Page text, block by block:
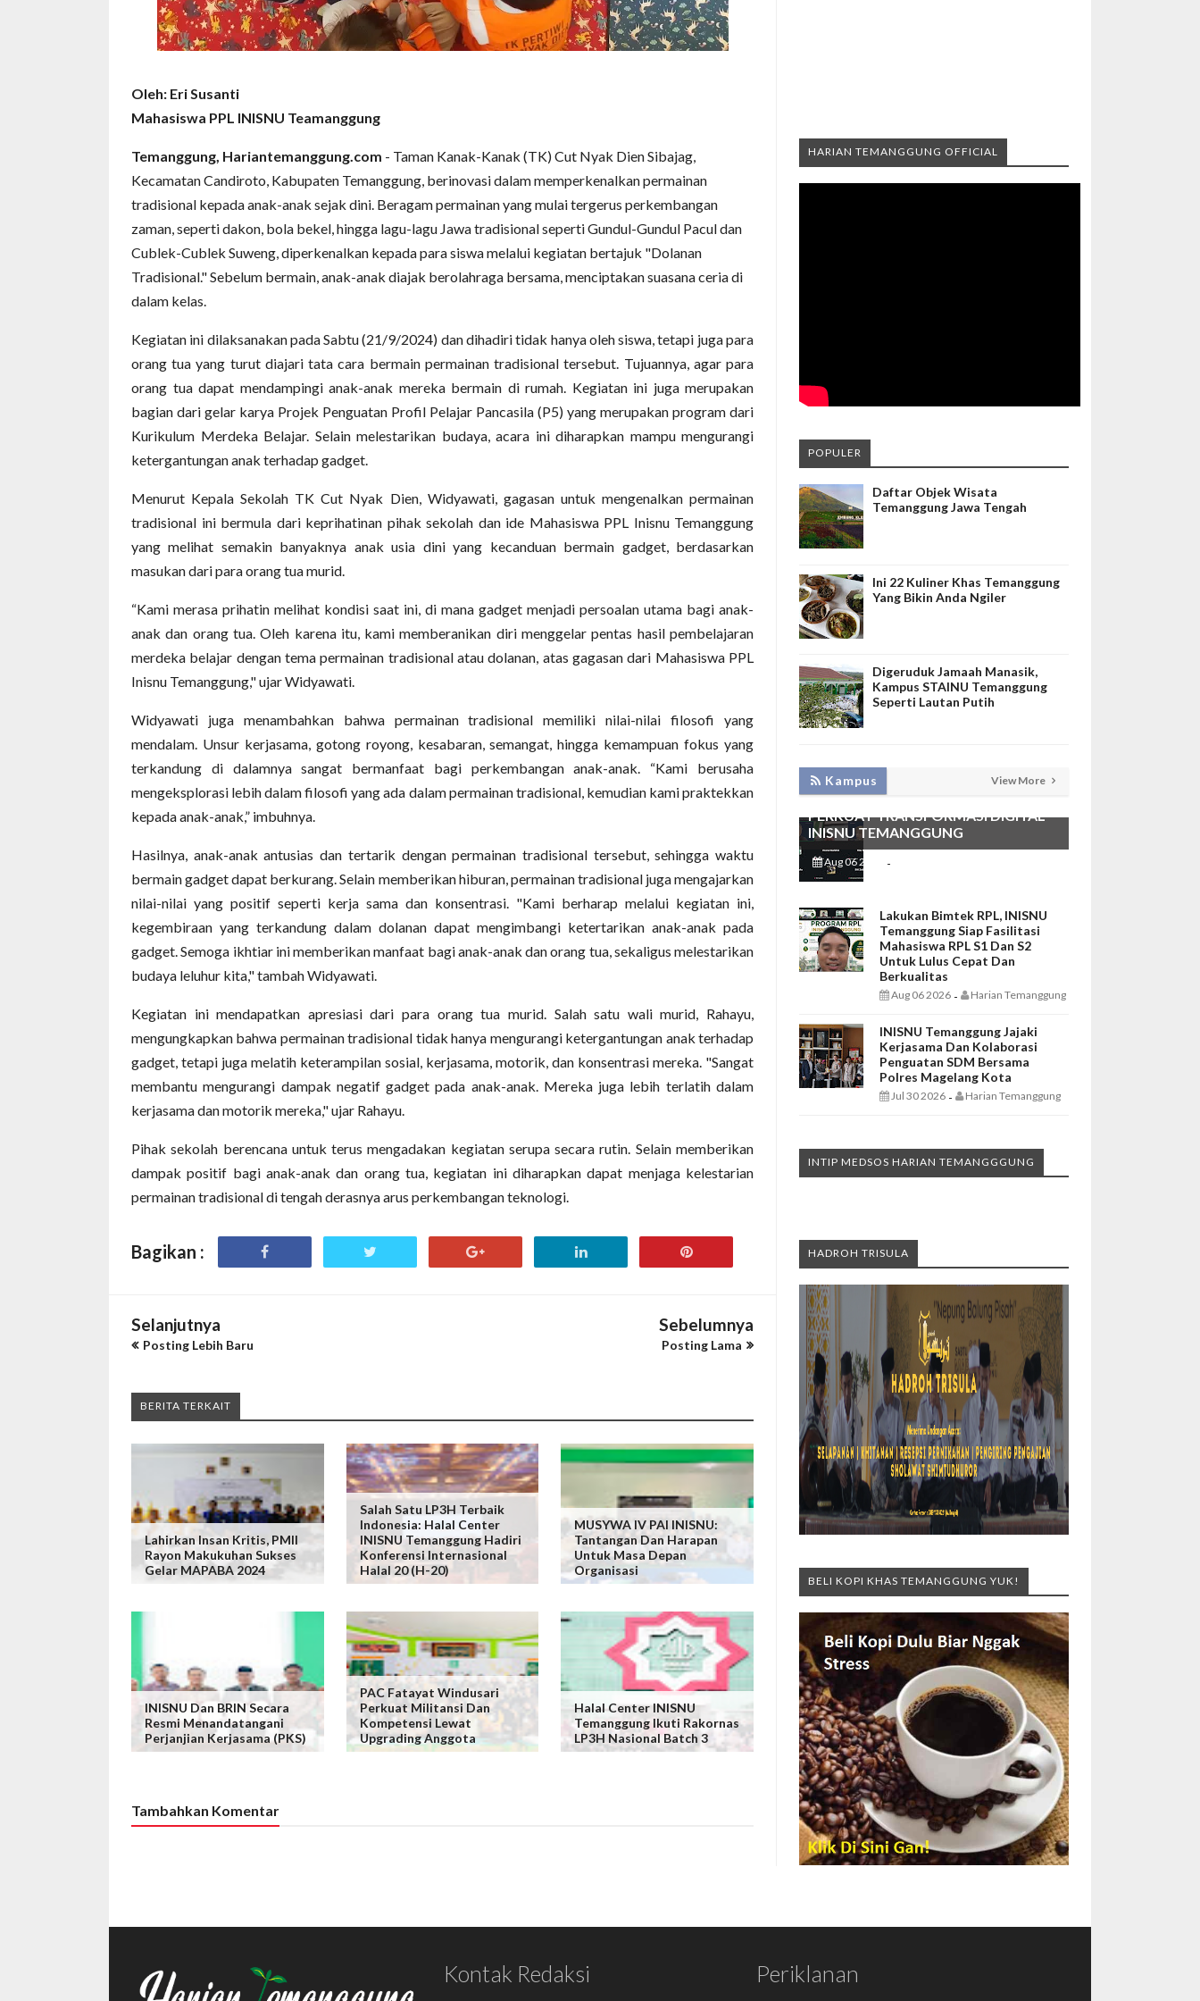
Oleh: Eri Susanti
Mahasiswa PPL INISNU Teamanggung
Temanggung, Hariantemanggung.com - Taman Kanak-Kanak (TK) Cut Nyak Dien Sibajag,
Kecamatan Candiroto, Kabupaten Temanggung, berinovasi dalam memperkenalkan permainan
tradisional kepada anak-anak sejak dini. Beragam permainan yang mulai tergerus perkembangan
zaman, seperti dakon, bola bekel, hingga lagu-lagu Jawa tradisional seperti Gundul-Gundul Pacul dan
Cublek-Cublek Suweng, diperkenalkan kepada para siswa melalui kegiatan bertajuk "Dolanan
Tradisional." Sebelum bermain, anak-anak diajak berolahraga bersama, menciptakan suasana ceria di
dalam kelas.
Kegiatan ini dilaksanakan pada Sabtu (21/9/2024) dan dihadiri tidak hanya oleh siswa, tetapi juga para
orang tua yang turut diajari tata cara bermain permainan tradisional tersebut. Tujuannya, agar para
orang tua dapat mendampingi anak-anak mereka bermain di rumah. Kegiatan ini juga merupakan
bagian dari gelar karya Projek Penguatan Profil Pelajar Pancasila (P5) yang merupakan program dari
Kurikulum Merdeka Belajar. Selain melestarikan budaya, acara ini diharapkan mampu mengurangi
ketergantungan anak terhadap gadget.
Menurut Kepala Sekolah TK Cut Nyak Dien, Widyawati, gagasan untuk mengenalkan permainan
tradisional ini bermula dari keprihatinan pihak sekolah dan ide Mahasiswa PPL Inisnu Temanggung
yang melihat semakin banyaknya anak usia dini yang kecanduan bermain gadget, berdasarkan
masukan dari para orang tua murid.
“Kami merasa prihatin melihat kondisi saat ini, di mana gadget menjadi persoalan utama bagi anak-
anak dan orang tua. Oleh karena itu, kami memberanikan diri menggelar pentas hasil pembelajaran
merdeka belajar dengan tema permainan tradisional atau dolanan, atas gagasan dari Mahasiswa PPL
Inisnu Temanggung," ujar Widyawati.
Widyawati juga menambahkan bahwa permainan tradisional memiliki nilai-nilai filosofi yang
mendalam. Unsur kerjasama, gotong royong, kesabaran, semangat, hingga kemampuan fokus yang
terkandung di dalamnya sangat bermanfaat bagi perkembangan anak-anak. “Kami berusaha
mengeksplorasi lebih dalam filosofi yang ada dalam permainan tradisional, kemudian kami praktekkan
kepada anak-anak,” imbuhnya.
Hasilnya, anak-anak antusias dan tertarik dengan permainan tradisional tersebut, sehingga waktu
bermain gadget dapat berkurang. Selain memberikan hiburan, permainan tradisional juga mengajarkan
nilai-nilai yang positif seperti kerja sama dan konsentrasi. "Kami berharap melalui kegiatan ini,
kegembiraan yang terkandung dalam dolanan dapat mengimbangi ketertarikan anak-anak pada
gadget. Semoga ikhtiar ini memberikan manfaat bagi anak-anak dan orang tua, sekaligus melestarikan
budaya leluhur kita," tambah Widyawati.
Kegiatan ini mendapatkan apresiasi dari para orang tua murid. Salah satu wali murid, Rahayu,
mengungkapkan bahwa permainan tradisional tidak hanya mengurangi ketergantungan anak terhadap
gadget, tetapi juga melatih keterampilan sosial, kerjasama, motorik, dan konsentrasi mereka. "Sangat
membantu mengurangi dampak negatif gadget pada anak-anak. Mereka juga lebih terlatih dalam
kerjasama dan motorik mereka," ujar Rahayu.
Pihak sekolah berencana untuk terus mengadakan kegiatan serupa secara rutin. Selain memberikan
dampak positif bagi anak-anak dan orang tua, kegiatan ini diharapkan dapat menjaga kelestarian
permainan tradisional di tengah derasnya arus perkembangan teknologi.
Bagikan :
Selanjutnya
Posting Lebih Baru
Sebelumnya
Posting Lama
BERITA TERKAIT
Lahirkan Insan Kritis, PMII
Rayon Makukuhan Sukses
Gelar MAPABA 2024
Salah Satu LP3H Terbaik
Indonesia: Halal Center
INISNU Temanggung Hadiri
Konferensi Internasional
Halal 20 (H-20)
MUSYWA IV PAI INISNU:
Tantangan Dan Harapan
Untuk Masa Depan
Organisasi
INISNU Dan BRIN Secara
Resmi Menandatangani
Perjanjian Kerjasama (PKS)
PAC Fatayat Windusari
Perkuat Militansi Dan
Kompetensi Lewat
Upgrading Anggota
Halal Center INISNU
Temanggung Ikuti Rakornas
LP3H Nasional Batch 3
Tambahkan Komentar
HARIAN TEMANGGUNG OFFICIAL
POPULER
Daftar Objek Wisata
Temanggung Jawa Tengah
Ini 22 Kuliner Khas Temanggung
Yang Bikin Anda Ngiler
Digeruduk Jamaah Manasik,
Kampus STAINU Temanggung
Seperti Lautan Putih
Kampus View More
KEMBANGKAN SIM LAYANAN,
HADIRKAN TIM SEVIMA UNTUK
PERKUAT TRANSFORMASI DIGITAL
INISNU TEMANGGUNG
Aug 06 2026 -
Lakukan Bimtek RPL, INISNU
Temanggung Siap Fasilitasi
Mahasiswa RPL S1 Dan S2
Untuk Lulus Cepat Dan
Berkualitas
Aug 06 2026 - Harian Temanggung
INISNU Temanggung Jajaki
Kerjasama Dan Kolaborasi
Penguatan SDM Bersama
Polres Magelang Kota
Jul 30 2026 - Harian Temanggung
INTIP MEDSOS HARIAN TEMANGGGUNG
HADROH TRISULA
BELI KOPI KHAS TEMANGGUNG YUK!
Kontak Redaksi Periklanan